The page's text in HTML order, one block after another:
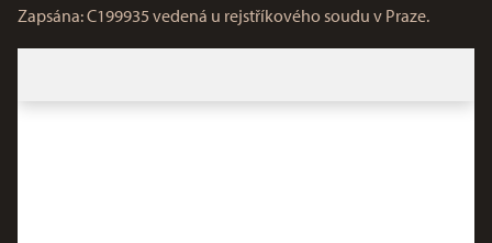
Zapsána: C199935 vedená u rejstříkového soudu v Praze.